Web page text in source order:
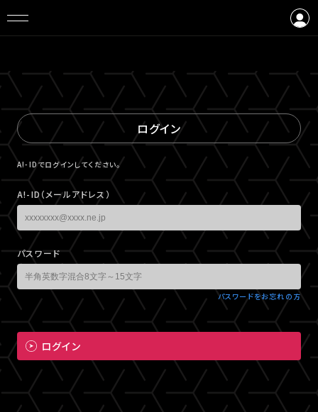
ログイン
A!-IDでログインしてください。
A!-ID（メールアドレス）
パスワード
パスワードをお忘れの方
ログイン